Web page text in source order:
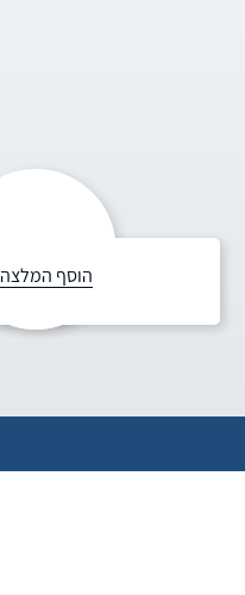
הוסף המלצה